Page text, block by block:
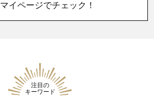
マイページでチェック！
注目の
キーワード